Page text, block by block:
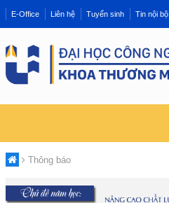
E-Office Liên hệ Tuyển sinh Tin nội bộ
Thông báo